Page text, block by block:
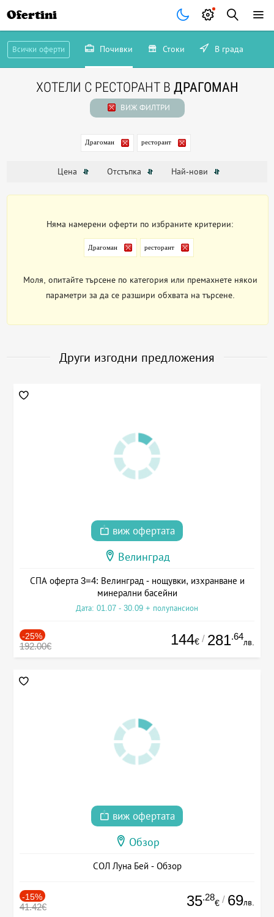
Ofertini
Всички оферти Почивки Стоки В града
ХОТЕЛИ С РЕСТОРАНТ В ДРАГОМАН
ВИЖ ФИЛТРИ
Драгоман ресторант
Цена Отстъпка Най-нови
Няма намерени оферти по избраните критерии:
Драгоман ресторант
Моля, опитайте търсене по категория или премахнете някои
параметри за да се разшири обхвата на търсене.
Други изгодни предложения
виж офертата
Велинград
СПА оферта 3=4: Велинград - нощувки, изхранване и
минерални басейни
Дата: 01.07 - 30.09 + полупансион
-25%
192.00€ 144€ / 281.64
лв.
виж офертата
Обзор
СОЛ Луна Бей - Обзор
-15%
41.42€ 35.28
€ / 69лв.